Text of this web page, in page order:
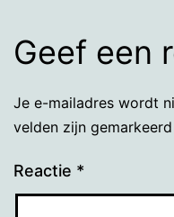
Geef een
Je e-mailadres wordt
velden zijn
Reactie *